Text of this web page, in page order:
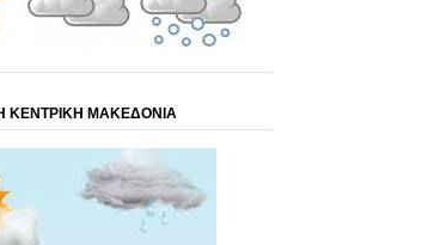
ΚΕΝΤΡΙΚΗ ΜΑΚΕΔΟΝΙΑ